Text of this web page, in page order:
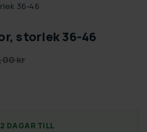
36-46
storlek 36-46
kr
DAGAR TILL